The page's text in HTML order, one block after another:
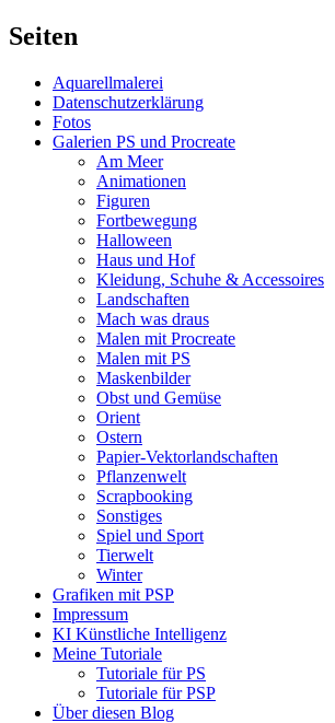
Seiten
Aquarellmalerei
Datenschutzerklärung
Fotos
Galerien PS und Procreate
Am Meer
Animationen
Figuren
Fortbewegung
Halloween
Haus und Hof
Kleidung, Schuhe & Accessoires
Landschaften
Mach was draus
Malen mit Procreate
Malen mit PS
Maskenbilder
Obst und Gemüse
Orient
Ostern
Papier-Vektorlandschaften
Pflanzenwelt
Scrapbooking
Sonstiges
Spiel und Sport
Tierwelt
Winter
Grafiken mit PSP
Impressum
KI Künstliche Intelligenz
Meine Tutoriale
Tutoriale für PS
Tutoriale für PSP
Über diesen Blog